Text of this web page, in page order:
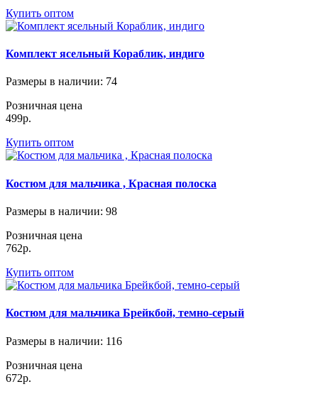
Купить оптом
Комплект ясельный Кораблик, индиго
Размеры в наличии: 74
Розничная цена
499р.
Купить оптом
Костюм для мальчика , Красная полоска
Размеры в наличии: 98
Розничная цена
762р.
Купить оптом
Костюм для мальчика Брейкбой, темно-серый
Размеры в наличии: 116
Розничная цена
672р.